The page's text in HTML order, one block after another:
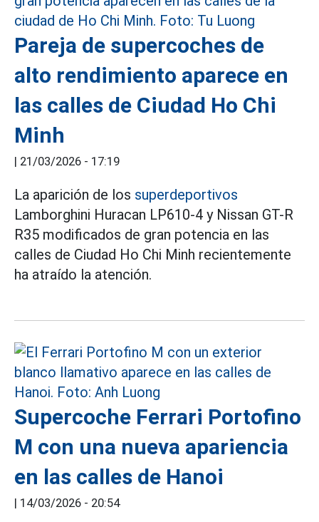
Pareja de supercoches de
alto rendimiento aparece en
las calles de Ciudad Ho Chi
Minh
| 21/03/2026 - 17:19
La aparición de los superdeportivos
Lamborghini Huracan LP610-4 y Nissan GT-R
R35 modificados de gran potencia en las
calles de Ciudad Ho Chi Minh recientemente
ha atraído la atención.
Supercoche Ferrari Portofino
M con una nueva apariencia
en las calles de Hanoi
| 14/03/2026 - 20:54